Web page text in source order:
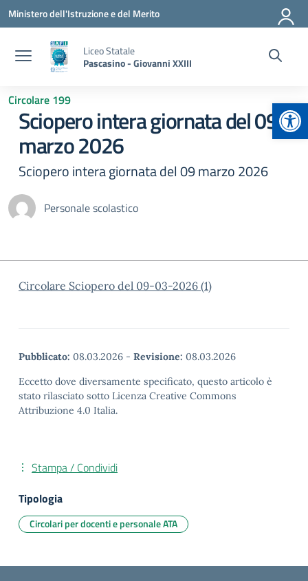
Vai ai contenuti
Vai al menu di navigazione
Vai al footer
Ministero dell'Istruzione e del Merito
Liceo Statale
Pascasino - Giovanni XXIII
Circolare 199
Sciopero intera giornata del 09
marzo 2026
Sciopero intera giornata del 09 marzo 2026
Personale scolastico
Circolare Sciopero del 09-03-2026 (1)
Pubblicato: 08.03.2026 - Revisione: 08.03.2026
Eccetto dove diversamente specificato, questo articolo è
stato rilasciato sotto Licenza Creative Commons
Attribuzione 4.0 Italia.
Stampa / Condividi
Tipologia
Circolari per docenti e personale ATA